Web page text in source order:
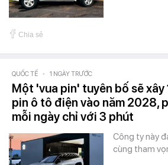
Chia sẻ
QUỐC TẾ - 1 NGÀY TRƯỚC
Một 'vua pin' tuyên bố sẽ
pin ô tô điện vào năm 2028,
mỗi ngày chỉ với 3 phút
Công ty này
cùng tham